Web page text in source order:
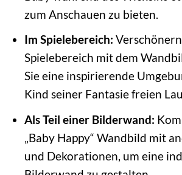
zum Anschauen zu bieten.
Im Spielebereich:
Spielebereich mit dem
Sie eine inspirierende
Kind seiner Fantasie freien
Als Teil einer Bilderwand:
„Baby Happy“ Wandbild mit
und Dekorationen, um eine